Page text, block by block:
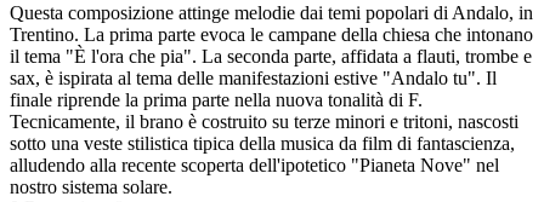
Questa composizione attinge melodie dai temi popolari di Andalo, in
Trentino. La prima parte evoca le campane della chiesa che intonano
il tema "È l'ora che pia". La seconda parte, affidata a flauti, trombe e
sax, è ispirata al tema delle manifestazioni estive "Andalo tu". Il
finale riprende la prima parte nella nuova tonalità di F.
Tecnicamente, il brano è costruito su terze minori e tritoni, nascosti
sotto una veste stilistica tipica della musica da film di fantascienza,
alludendo alla recente scoperta dell'ipotetico "Pianeta Nove" nel
nostro sistema solare.